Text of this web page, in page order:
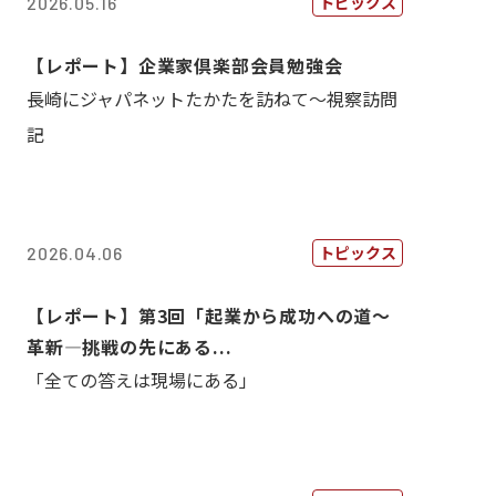
【レポート】企業家倶楽部会員勉強会
長崎にジャパネットたかたを訪ねて～視察訪問
記
2026.04.06 トピックス
【レポート】第3回「起業から成功への道～
革新―挑戦の先にある...
「全ての答えは現場にある」